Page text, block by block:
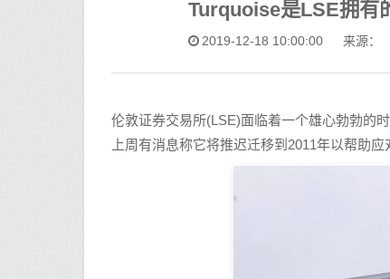
Turquoise是LSE拥有
2019-12-18 10:00:00 来源：
伦敦证券交易所(LSE)面临着一个雄心勃勃的
上周有消息称它将推迟迁移到2011年以帮助